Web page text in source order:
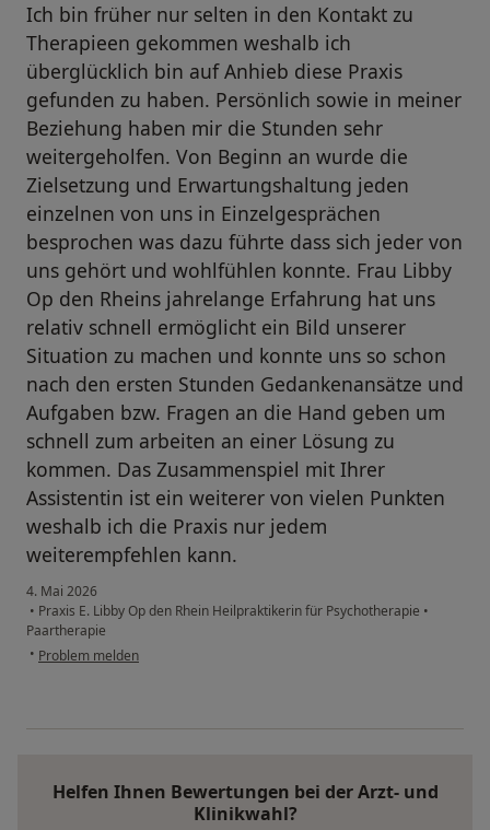
Ich bin früher nur selten in den Kontakt zu
Therapieen gekommen weshalb ich
überglücklich bin auf Anhieb diese Praxis
gefunden zu haben. Persönlich sowie in meiner
Beziehung haben mir die Stunden sehr
weitergeholfen. Von Beginn an wurde die
Zielsetzung und Erwartungshaltung jeden
einzelnen von uns in Einzelgesprächen
besprochen was dazu führte dass sich jeder von
uns gehört und wohlfühlen konnte. Frau Libby
Op den Rheins jahrelange Erfahrung hat uns
relativ schnell ermöglicht ein Bild unserer
Situation zu machen und konnte uns so schon
nach den ersten Stunden Gedankenansätze und
Aufgaben bzw. Fragen an die Hand geben um
schnell zum arbeiten an einer Lösung zu
kommen. Das Zusammenspiel mit Ihrer
Assistentin ist ein weiterer von vielen Punkten
weshalb ich die Praxis nur jedem
weiterempfehlen kann.
4. Mai 2026
• Praxis E. Libby Op den Rhein Heilpraktikerin für Psychotherapie •
Paartherapie
• Problem melden
Helfen Ihnen Bewertungen bei der Arzt- und
Klinikwahl?